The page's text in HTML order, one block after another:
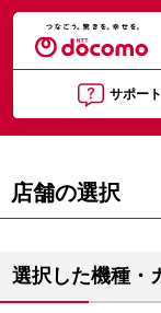
サポート
店舗の選択
選択した機種・